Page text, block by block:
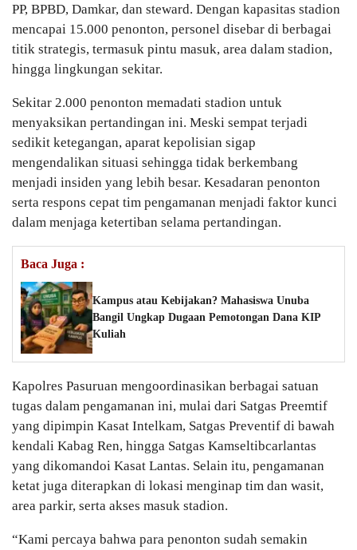
PP, BPBD, Damkar, dan steward. Dengan kapasitas stadion
mencapai 15.000 penonton, personel disebar di berbagai
titik strategis, termasuk pintu masuk, area dalam stadion,
hingga lingkungan sekitar.
Sekitar 2.000 penonton memadati stadion untuk
menyaksikan pertandingan ini. Meski sempat terjadi
sedikit ketegangan, aparat kepolisian sigap
mengendalikan situasi sehingga tidak berkembang
menjadi insiden yang lebih besar. Kesadaran penonton
serta respons cepat tim pengamanan menjadi faktor kunci
dalam menjaga ketertiban selama pertandingan.
Baca Juga :
Kampus atau Kebijakan? Mahasiswa Unuba
Bangil Ungkap Dugaan Pemotongan Dana KIP
Kuliah
Kapolres Pasuruan mengoordinasikan berbagai satuan
tugas dalam pengamanan ini, mulai dari Satgas Preemtif
yang dipimpin Kasat Intelkam, Satgas Preventif di bawah
kendali Kabag Ren, hingga Satgas Kamseltibcarlantas
yang dikomandoi Kasat Lantas. Selain itu, pengamanan
ketat juga diterapkan di lokasi menginap tim dan wasit,
area parkir, serta akses masuk stadion.
“Kami percaya bahwa para penonton sudah semakin